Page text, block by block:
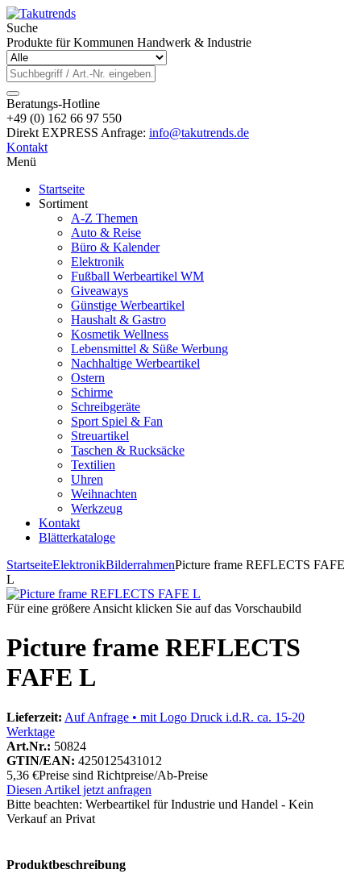
Suche
Produkte für Kommunen Handwerk & Industrie
Beratungs-Hotline
+49 (0) 162 66 97 550
Direkt EXPRESS Anfrage: info@takutrends.de
Kontakt
Menü
Startseite
Sortiment
A-Z Themen
Auto & Reise
Büro & Kalender
Elektronik
Fußball Werbeartikel WM
Giveaways
Günstige Werbeartikel
Haushalt & Gastro
Kosmetik Wellness
Lebensmittel & Süße Werbung
Nachhaltige Werbeartikel
Ostern
Schirme
Schreibgeräte
Sport Spiel & Fan
Streuartikel
Taschen & Rucksäcke
Textilien
Uhren
Weihnachten
Werkzeug
Kontakt
Blätterkataloge
StartseiteElektronikBilderrahmenPicture frame REFLECTS FAFE
L
Für eine größere Ansicht klicken Sie auf das Vorschaubild
Picture frame REFLECTS
FAFE L
Lieferzeit: Auf Anfrage • mit Logo Druck i.d.R. ca. 15-20
Werktage
Art.Nr.: 50824
GTIN/EAN: 4250125431012
5,36 €Preise sind Richtpreise/Ab-Preise
Diesen Artikel jetzt anfragen
Bitte beachten: Werbeartikel für Industrie und Handel - Kein
Verkauf an Privat
Produktbeschreibung